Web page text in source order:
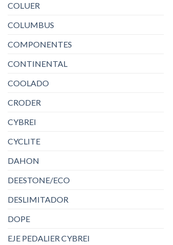
COLUER
COLUMBUS
COMPONENTES
CONTINENTAL
COOLADO
CRODER
CYBREI
CYCLITE
DAHON
DEESTONE/ECO
DESLIMITADOR
DOPE
EJE PEDALIER CYBREI